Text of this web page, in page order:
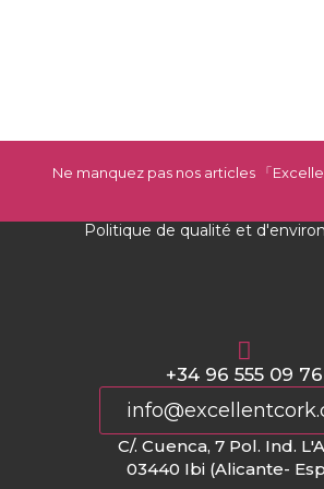
Ne manquez pas nos articles 「
Politique de qualité et
+34 96 555 09 76
C/. Cuenca, 7 Pol. Ind.
03440 Ibi (Alicante-